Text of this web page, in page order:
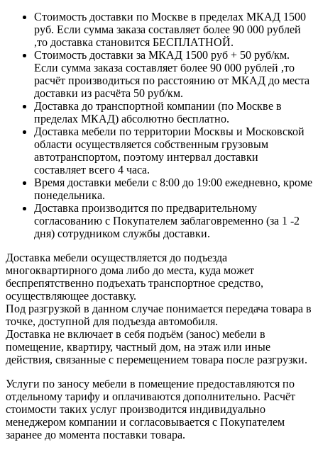
Стоимость доставки по Москве в пределах МКАД 1500
руб. Если сумма заказа составляет более 90 000 рублей
,то доставка становится БЕСПЛАТНОЙ.
Стоимость доставки за МКАД 1500 руб + 50 руб/км.
Если сумма заказа составляет более 90 000 рублей ,то
расчёт производиться по расстоянию от МКАД до места
доставки из расчёта 50 руб/км.
Доставка до транспортной компании (по Москве в
пределах МКАД) абсолютно бесплатно.
Доставка мебели по территории Москвы и Московской
области осуществляется собственным грузовым
автотранспортом, поэтому интервал доставки
составляет всего 4 часа.
Время доставки мебели с 8:00 до 19:00 ежедневно, кроме
понедельника.
Доставка производится по предварительному
согласованию с Покупателем заблаговременно (за 1 -2
дня) сотрудником службы доставки.
Доставка мебели осуществляется до подъезда
многоквартирного дома либо до места, куда может
беспрепятственно подъехать транспортное средство,
осуществляющее доставку.
Под разгрузкой в данном случае понимается передача товара в
точке, доступной для подъезда автомобиля.
Доставка не включает в себя подъём (занос) мебели в
помещение, квартиру, частный дом, на этаж или иные
действия, связанные с перемещением товара после разгрузки.
Услуги по заносу мебели в помещение предоставляются по
отдельному тарифу и оплачиваются дополнительно. Расчёт
стоимости таких услуг производится индивидуально
менеджером компании и согласовывается с Покупателем
заранее до момента поставки товара.